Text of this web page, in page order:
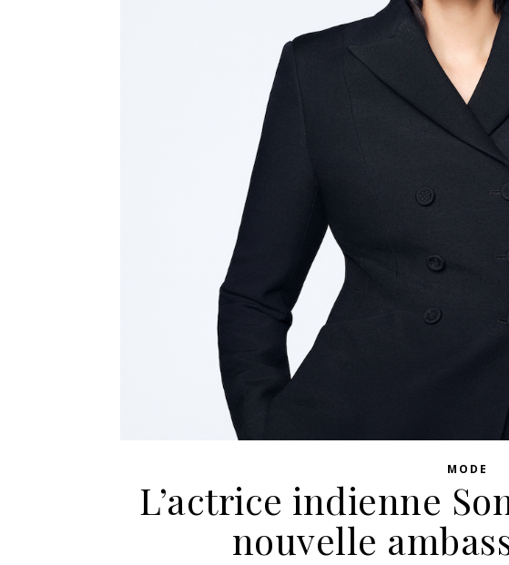
MODE
L’actrice indienne
nouvelle